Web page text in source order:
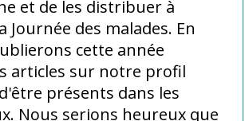
et de les distribuer à
Journée des malades. En
cette année
articles sur notre profil
présents dans les
Nous serions heureux que